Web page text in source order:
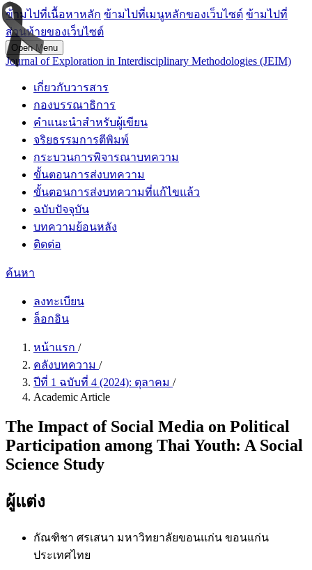
ข้ามไปที่เนื้อหาหลัก ข้ามไปที่เมนูหลักของเว็บไซต์ ข้ามไปที่
ส่วนท้ายของเว็บไซต์
Open Menu
Journal of Exploration in Interdisciplinary Methodologies (JEIM)
เกี่ยวกับวารสาร
กองบรรณาธิการ
คำแนะนำสำหรับผู้เขียน
จริยธรรมการตีพิมพ์
กระบวนการพิจารณาบทความ
ขั้นตอนการส่งบทความ
ขั้นตอนการส่งบทความที่แก้ไขแล้ว
ฉบับปัจจุบัน
บทความย้อนหลัง
ติดต่อ
ค้นหา
ลงทะเบียน
ล็อกอิน
หน้าแรก /
คลังบทความ /
ปีที่ 1 ฉบับที่ 4 (2024): ตุลาคม /
Academic Article
The Impact of Social Media on Political
Participation among Thai Youth: A Social
Science Study
ผู้แต่ง
กัณฑิชา ศรเสนา มหาวิทยาลัยขอนแก่น ขอนแก่น
ประเทศไทย